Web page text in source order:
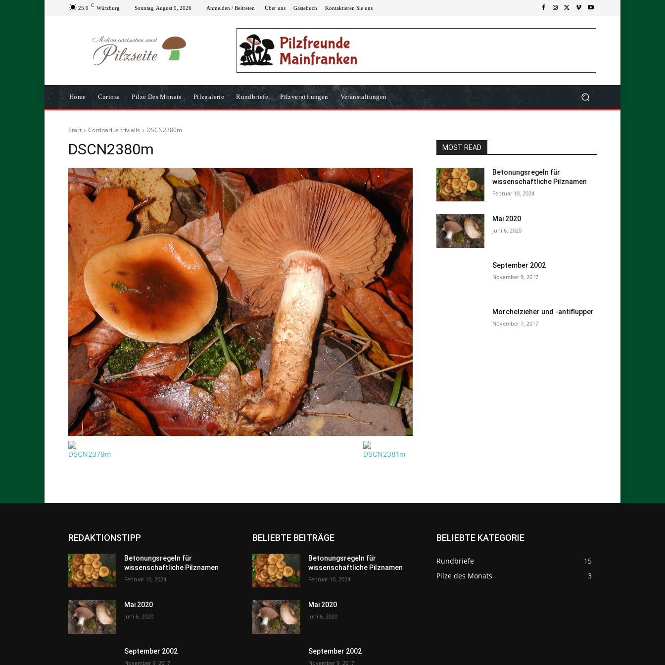
25.9 C Würzburg Sonntag, August 9, 2026 Anmelden / Beitreten Über uns Gästebuch Kontaktieren Sie uns
Home Curiosa Pilze Des Monats Pilzgalerie Rundbriefe Pilzvergiftungen Veranstaltungen
Start Cortinarius trivialis DSCN2380m
DSCN2380m MOST READ
Betonungsregeln für
wissenschaftliche Pilznamen
Februar 10, 2024
Mai 2020
Juni 6, 2020
September 2002
November 9, 2017
Morchelzieher und -antiflupper
November 7, 2017
REDAKTIONSTIPP
Betonungsregeln für
wissenschaftliche Pilznamen
Februar 10, 2024
Mai 2020
Juni 6, 2020
September 2002
November 9, 2017
BELIEBTE BEITRÄGE
Betonungsregeln für
wissenschaftliche Pilznamen
Februar 10, 2024
Mai 2020
Juni 6, 2020
September 2002
November 9, 2017
BELIEBTE KATEGORIE
Rundbriefe
15
Pilze des Monats
3